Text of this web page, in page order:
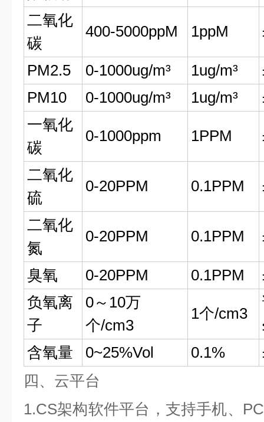
二氧化
碳
400-5000ppM 1ppM
PM2.5 0-1000ug/m³ 1ug/m³
PM10
0-1000ug/m³ 1ug/m³
一氧化
碳
0-1000ppm 1PPM
二氧化
硫
0-20PPM 0.1PPM
二氧化
氮
0-20PPM 0.1PPM
臭氧 0-20PPM 0.1PPM
负氧离
子
0～10万
个/cm3
1个/cm3
含氧量
0~25%Vol 0.1%
四、云平台
1.CS架构软件平台，支持手机、